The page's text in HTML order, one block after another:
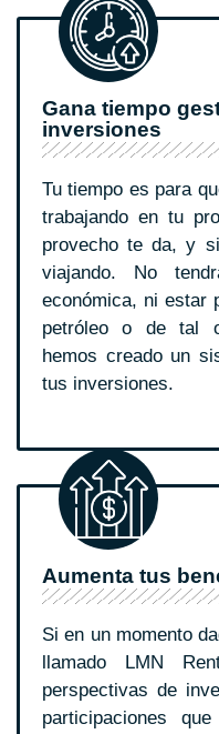
Gana tiempo
inversiones
Tu tiempo es para
trabajando en tu
provecho te da, y
viajando. No
económica, ni estar
petróleo o de tal
hemos creado un
tus inversiones.
Aumenta tus
Si en un momento
llamado LMN
perspectivas de
participaciones